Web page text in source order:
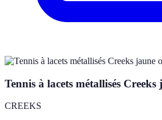
Tennis à lacets métallisés
CREEKS